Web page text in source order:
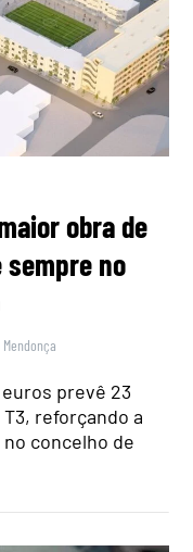
obra de
no
prevê 23
T3, reforçando a
concelho de